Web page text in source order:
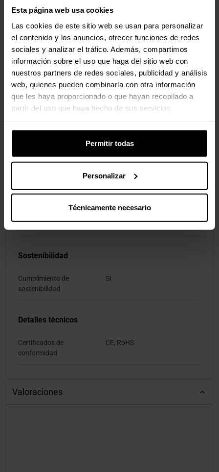
Esta página web usa cookies
Las cookies de este sitio web se usan para personalizar
el contenido y los anuncios, ofrecer funciones de redes
sociales y analizar el tráfico. Además, compartimos
información sobre el uso que haga del sitio web con
nuestros partners de redes sociales, publicidad y análisis
web, quienes pueden combinarla con otra información
que les haya proporcionado o que hayan recopilado a
partir del uso que haya hecho de sus servicios.
Permitir todas
Personalizar
Técnicamente necesario
Ancho 38 mm
Profundidad 82 mm
Altura 14 mm
Empaquetado
Cantidad por paquete 1 pieza(s)
Profundidad del paquete 15 mm
180 mm
Tipo de embalaje Bolsa de plástico
Sostenibilidad
Cumplimiento de
sostenibilidad
Si
Detalles técnicos
Certificados de
conformidad
CE, RoHS
Valoraciones